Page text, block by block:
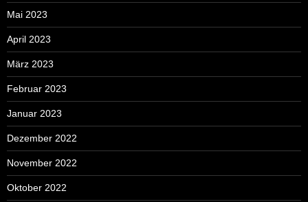
Mai 2023
April 2023
März 2023
Februar 2023
Januar 2023
Dezember 2022
November 2022
Oktober 2022